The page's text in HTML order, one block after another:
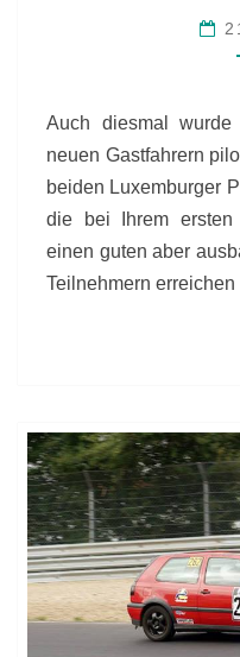
Auch diesmal
neuen Gastfahrern
beiden Luxemburger
die bei Ihrem
einen guten aber
Teilnehmern erreichen